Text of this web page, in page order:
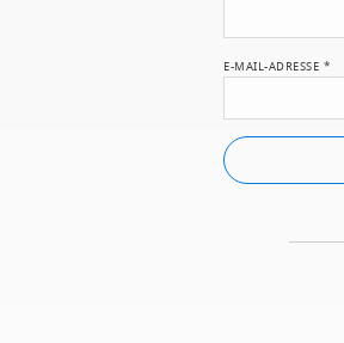
E-MAIL-ADRESSE *